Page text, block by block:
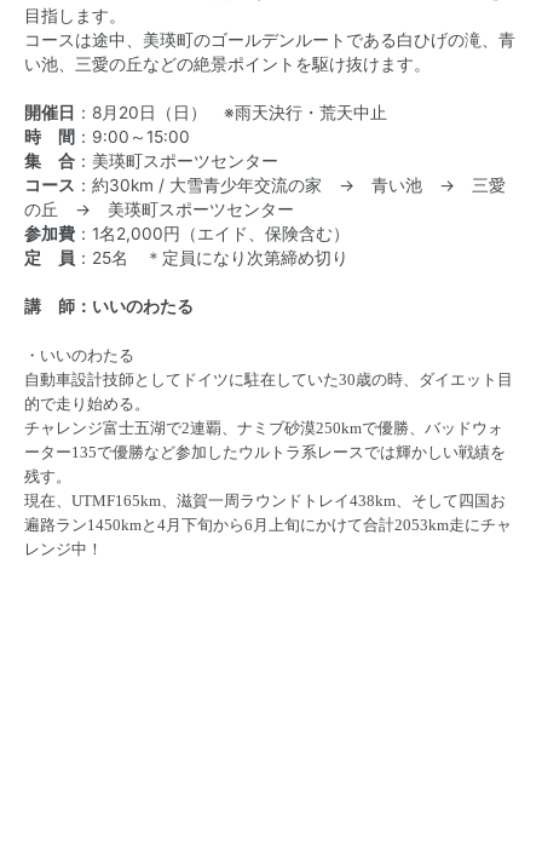
目指します。
コースは途中、美瑛町のゴールデンルートである白ひげの滝、青
い池、三愛の丘などの絶景ポイントを駆け抜けます。
開催日 ：8月20日（日） ※雨天決行・荒天中止
時 間 ：9:00～15:00
集 合 ：美瑛町スポーツセンター
コース ：約30km / 大雪青少年交流の家 → 青い池 → 三愛
の丘 → 美瑛町スポーツセンター
参加費 ：1名2,000円（エイド、保険含む）
定 員 ：25名 ＊定員になり次第締め切り
講 師：いいのわたる
・いいのわたる
自動車設計技師としてドイツに駐在していた30歳の時、ダイエット目
的で走り始める。
チャレンジ富士五湖で2連覇、ナミブ砂漠250kmで優勝、バッドウォ
ーター135で優勝など参加したウルトラ系レースでは輝かしい戦績を
残す。
現在、UTMF165km、滋賀一周ラウンドトレイ438km、そして四国お
遍路ラン1450kmと4月下旬から6月上旬にかけて合計2053km走にチャ
レンジ中！